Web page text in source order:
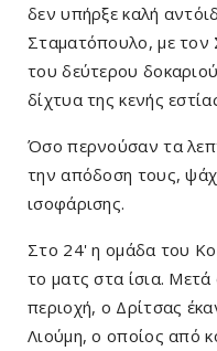
δεν υπήρξε καλή
Σταματόπουλο, με
του δεύτερου
δίχτυα της κενής
Όσο περνούσαν τα
την απόδοση τους,
ισοφάρισης.
Στο 24' η ομάδα του
το ματς στα ίσια.
περιοχή, ο Δρίτσας
Λιούμη, ο οποίος από